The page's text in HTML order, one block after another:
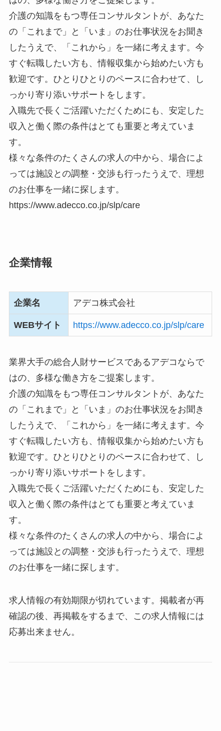
介護の知識をもつ専任コンサルタントが、あなた
の「これまで」と「いま」のお仕事状況をお聞き
したうえで、「これから」を一緒に考えます。今
すぐ転職したい方も、情報収集から始めたい方も
歓迎です。ひとりひとりのペースに合わせて、し
っかり寄り添いサポートをします。
入職先で長くご活躍いただくためにも、安定した
収入と働く際の条件はとても重要と考えていま
す。
様々な条件のたくさんの求人の中から、場合によ
っては施設との調整・交渉も行ったうえで、理想
のお仕事を一緒に探します。
https://www.adecco.co.jp/slp/care
企業情報
企業名 アデコ株式会社
WEBサイト https://www.adecco.co.jp/slp/care
業界大手の総合人財サービスであるアデコならで
はの、多様な働き方をご提案します。
介護の知識をもつ専任コンサルタントが、あなた
の「これまで」と「いま」のお仕事状況をお聞き
したうえで、「これから」を一緒に考えます。今
すぐ転職したい方も、情報収集から始めたい方も
歓迎です。ひとりひとりのペースに合わせて、し
っかり寄り添いサポートをします。
入職先で長くご活躍いただくためにも、安定した
収入と働く際の条件はとても重要と考えていま
す。
様々な条件のたくさんの求人の中から、場合によ
っては施設との調整・交渉も行ったうえで、理想
のお仕事を一緒に探します。
求人情報の有効期限が切れています。掲載者が再
確認の後、再掲載をするまで、この求人情報には
応募出来ません。